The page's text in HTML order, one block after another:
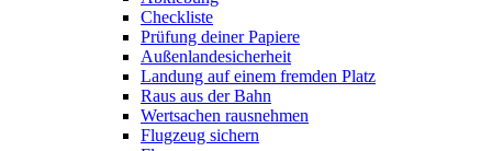
Checkliste
Prüfung deiner Papiere
Außenlandesicherheit
Landung auf einem fremden Platz
Raus aus der Bahn
Wertsachen rausnehmen
Flugzeug sichern